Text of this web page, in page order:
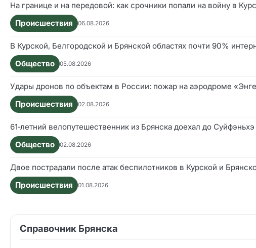
На границе и на передовой: как срочники попали на войну в
Происшествия
06.08.2026
В Курской, Белгородской и Брянской областях почти 90%
Общество
05.08.2026
Удары дронов по объектам в России: пожар на аэродроме
Происшествия
02.08.2026
61‑летний велопутешественник из Брянска доехал до
Общество
02.08.2026
Двое пострадали после атак беспилотников в Курской и
Происшествия
01.08.2026
Справочник Брянска